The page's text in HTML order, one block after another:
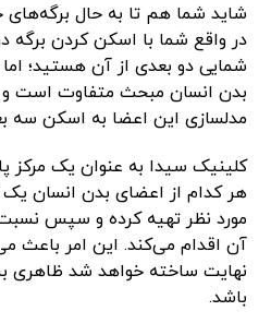
شاید شما هم تا به حال برگه‌های
در واقع شما با اسکن کردن برگه
شمایی دو بعدی از آن هستید؛
بدن انسان مبحث متفاوت است و
مدلسازی این اعضا به اسکن سه
کلینیک سیدا به عنوان یک مرکز
هر کدام از اعضای بدن انسان
مورد نظر تهیه کرده و سپس
آن اقدام می‌کند. این امر باعث
نهایت ساخته خواهد شد ظاهری
باشد.